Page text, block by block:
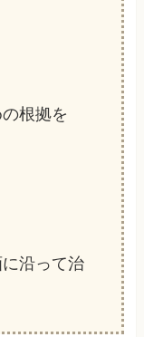
根拠を
沿って治